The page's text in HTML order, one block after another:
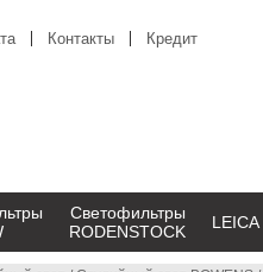
Контакты Кредит
Светофильтры
RODENSTOCK
LEICA